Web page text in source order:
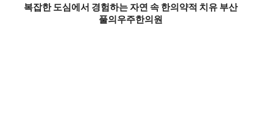
복잡한 도심에서 경험하는 자연 속 한의약적 치유 부산
풀의우주한의원